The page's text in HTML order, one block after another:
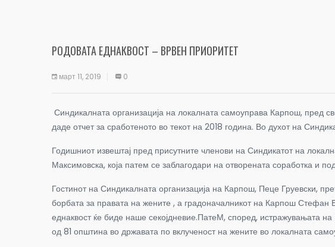
РОДОВАТА ЕДНАКВОСТ – ВРВЕН ПРИОРИТЕТ
март 11, 2019 0
Синдикалната организација на локалната самоуправа Карпош, пред
даде отчет за сработеното во текот на 2018 година. Во духот на
Годишниот извештај пред присутните членови на Синдикатот на
Максимовска, која патем се заблагодари на отворената соработка и
Гостинот на Синдикалната организација на Карпош, Пеце Груевски,
борбата за правата на жените , а градоначалникот на Карпош Стефан
еднаквост ќе биде наше секојдневие.ПатеМ, според, истражувањата
од 81 општина во државата по вклученост на жените во локалната